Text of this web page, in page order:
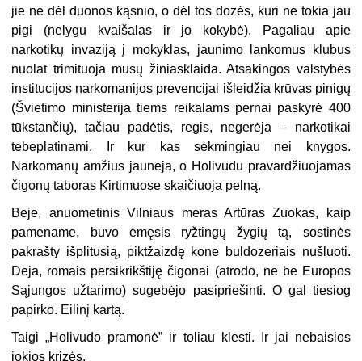
jie ne dėl duonos kąsnio, o dėl tos dozės, kuri ne tokia jau
pigi (nelygu kvaišalas ir jo kokybė). Pagaliau apie
narkotikų invaziją į mokyklas, jaunimo lankomus klubus
nuolat trimituoja mūsų žiniasklaida. Atsakingos valstybės
institucijos narkomanijos prevencijai išleidžia krūvas pinigų
(Švietimo ministerija tiems reikalams pernai paskyrė 400
tūkstančių), tačiau padėtis, regis, negerėja – narkotikai
tebeplatinami. Ir kur kas sėkmingiau nei knygos.
Narkomanų amžius jaunėja, o Holivudu pravardžiuojamas
čigonų taboras Kirtimuose skaičiuoja pelną.
Beje, anuometinis Vilniaus meras Artūras Zuokas, kaip
pamename, buvo ėmęsis ryžtingų žygių tą, sostinės
pakrašty išplitusią, piktžaizdę kone buldozeriais nušluoti.
Deja, romais persikrikštiję čigonai (atrodo, ne be Europos
Sąjungos užtarimo) sugebėjo pasipriešinti. O gal tiesiog
papirko. Eilinį kartą.
Taigi „Holivudo pramonė” ir toliau klesti. Ir jai nebaisios
jokios krizės.